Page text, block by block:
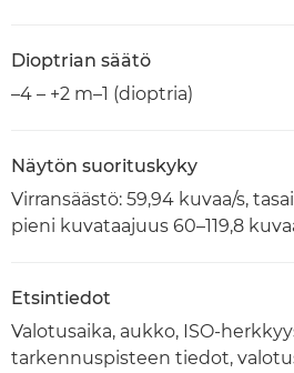
Dioptrian säätö
–4 – +2 m–1 (dioptria)
Näytön suorituskyky
Virransäästö: 59,94 kuvaa/s,
pieni kuvataajuus 60–119,8
Etsintiedot
Valotusaika, aukko, ISO-
tarkennuspisteen tiedot,